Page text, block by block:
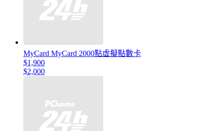
MyCard MyCard 2000點虛擬點數卡
$1,900
$2,000